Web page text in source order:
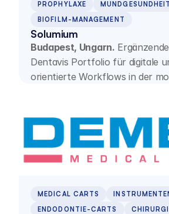
PROPHYLAXE
MUNDGESUNDHEIT
BIOFILM-MANAGEMENT
Solumium
Budapest, Ungarn.
Dentavis Portfolio für digitale
orientierte Workflows in der
MEDICAL CARTS
ENDODONTIE-CARTS